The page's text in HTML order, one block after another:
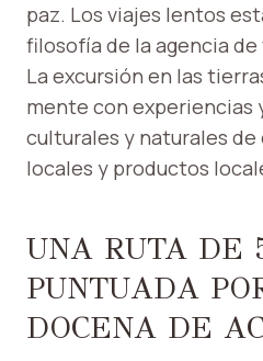
paz. Los viajes lentos
filosofía de la agencia de
La excursión en las
mente con experiencias
culturales y naturales
locales y productos
UNA RUTA DE
PUNTUADA
DOCENA DE